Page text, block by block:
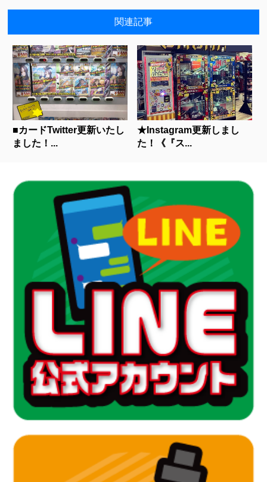
関連記事
■カードTwitter更新いたし
ました！...
★Instagram更新しまし
た！《『ス...